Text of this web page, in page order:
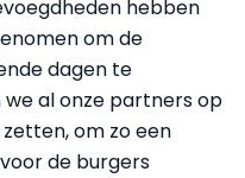
hebben
om de
dagen te
al onze partners op
om zo een
de burgers